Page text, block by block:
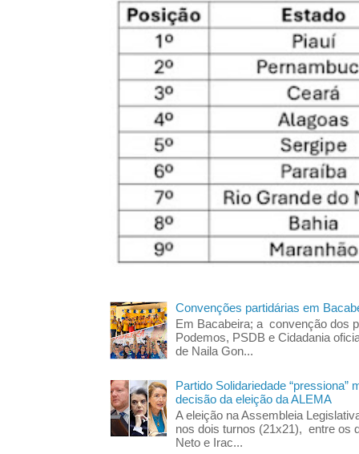
Convenções partidárias em
Em Bacabeira; a convenção dos
Podemos, PSDB e Cidadania
de Naila Gon...
Partido Solidariedade “pressiona”
decisão da eleição da ALEMA
A eleição na Assembleia
nos dois turnos (21x21), entre os
Neto e Irac...